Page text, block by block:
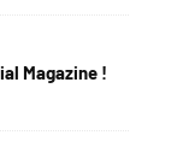
Magazine !